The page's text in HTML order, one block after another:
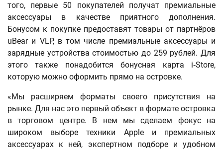
того, первые 50 покупателей получат премиальные
аксессуары в качестве приятного дополнения.
Бонусом к покупке предоставят товары от партнёров
uBear и VLP, в том числе премиальные аксессуары и
зарядные устройства стоимостью до 259 рублей. Для
этого также понадобится бонусная карта i‑Store,
которую можно оформить прямо на островке.
«Мы расширяем форматы своего присутствия на
рынке. Для нас это первый объект в формате островка
в торговом центре. В нем мы сделаем фокус на
широком выборе техники Apple и премиальных
аксессуарах к ней, экспертном подборе и удобном